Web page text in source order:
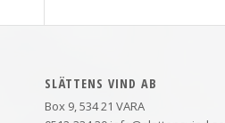
SLÄTTENS VIND AB
Box 9, 534 21 VARA